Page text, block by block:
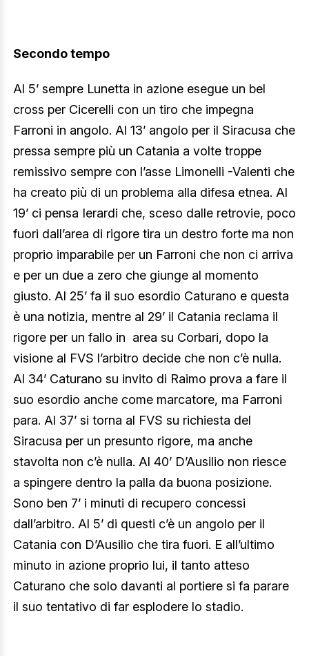
Secondo tempo
Al 5’ sempre Lunetta in azione esegue un bel
cross per Cicerelli con un tiro che impegna
Farroni in angolo. Al 13’ angolo per il Siracusa che
pressa sempre più un Catania a volte troppe
remissivo sempre con l’asse Limonelli -Valenti che
ha creato più di un problema alla difesa etnea. Al
19’ ci pensa Ierardi che, sceso dalle retrovie, poco
fuori dall’area di rigore tira un destro forte ma non
proprio imparabile per un Farroni che non ci arriva
e per un due a zero che giunge al momento
giusto. Al 25’ fa il suo esordio Caturano e questa
è una notizia, mentre al 29’ il Catania reclama il
rigore per un fallo in area su Corbari, dopo la
visione al FVS l’arbitro decide che non c’è nulla.
Al 34’ Caturano su invito di Raimo prova a fare il
suo esordio anche come marcatore, ma Farroni
para. Al 37’ si torna al FVS su richiesta del
Siracusa per un presunto rigore, ma anche
stavolta non c’è nulla. Al 40’ D’Ausilio non riesce
a spingere dentro la palla da buona posizione.
Sono ben 7’ i minuti di recupero concessi
dall’arbitro. Al 5’ di questi c’è un angolo per il
Catania con D’Ausilio che tira fuori. E all’ultimo
minuto in azione proprio lui, il tanto atteso
Caturano che solo davanti al portiere si fa parare
il suo tentativo di far esplodere lo stadio.